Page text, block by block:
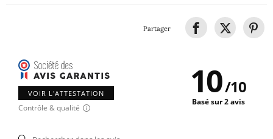
Partager
VOIR L'ATTESTATION
Contrôle & qualité
10/10
Basé sur 2 avis